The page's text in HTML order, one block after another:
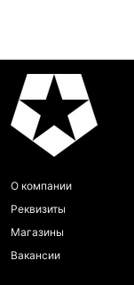
О компании
Реквизиты
Магазины
Вакансии